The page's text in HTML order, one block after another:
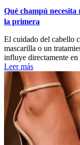
Qué champú
la primera
El cuidado del cabello
mascarilla o un
influye directamente
Leer más